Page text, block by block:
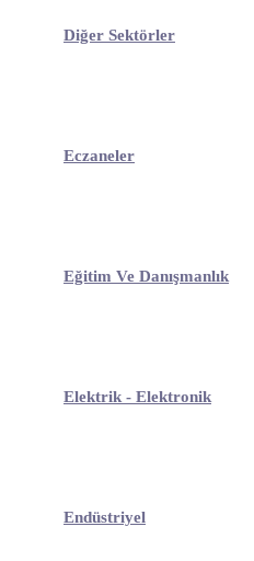
Diğer Sektörler
Eczaneler
Eğitim Ve Danışmanlık
Elektrik - Elektronik
Endüstriyel